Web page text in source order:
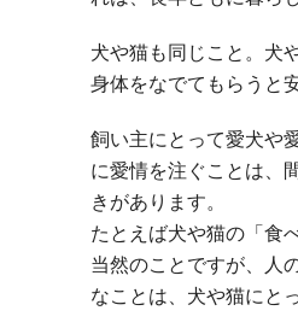
犬や猫も同じこと。犬
身体をなでてもらうと
飼い主にとって愛犬や
に愛情を注ぐことは、
きがあります。
たとえば犬や猫の「食
当然のことですが、人
なことは、犬や猫にと